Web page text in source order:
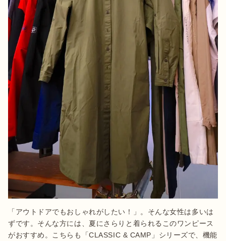
「アウトドアでもおしゃれがしたい！」。そんな女性は多いは
ずです。そんな方には、夏にさらりと着られるこのワンピース
がおすすめ。こちらも「CLASSIC & CAMP」シリーズで、機能